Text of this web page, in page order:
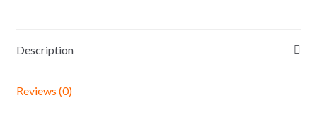
Description
Reviews (0)